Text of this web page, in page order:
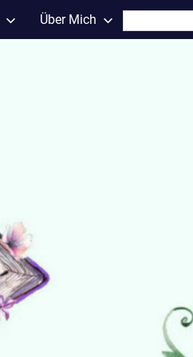
Über Mich Search